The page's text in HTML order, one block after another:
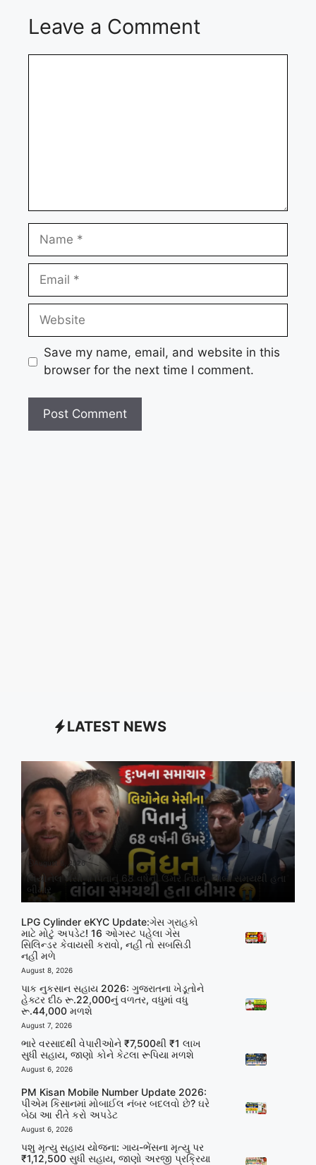
Leave a Comment
Name
Email
Website
Save my name, email, and website in this
browser for the next time I comment.
LATEST NEWS
August 8, 2026
લિયોનેલ મેસીના પિતાનું 68 વર્ષની ઉંમરે નિધન, લાંબા સમયથી હતા
બીમાર
LPG Cylinder eKYC Update:ગેસ ગ્રાહકો
માટે મોટું અપડેટ! 16 ઓગસ્ટ પહેલા ગેસ
સિલિન્ડર કેવાયસી કરાવો, નહીં તો સબસિડી
નહીં મળે
August 8, 2026
પાક નુકસાન સહાય 2026: ગુજરાતના ખેડૂતોને
હેક્ટર દીઠ રૂ.22,000નું વળતર, વધુમાં વધુ
રૂ.44,000 મળશે
August 7, 2026
ભારે વરસાદથી વેપારીઓને ₹7,500થી ₹1 લાખ
સુધી સહાય, જાણો કોને કેટલા રૂપિયા મળશે
August 6, 2026
PM Kisan Mobile Number Update 2026:
પીએમ કિસાનમાં મોબાઈલ નંબર બદલવો છે? ઘરે
બેઠા આ રીતે કરો અપડેટ
August 6, 2026
પશુ મૃત્યુ સહાય યોજના: ગાય-ભેંસના મૃત્યુ પર
₹1,12,500 સુધી સહાય, જાણો અરજી પ્રક્રિયા